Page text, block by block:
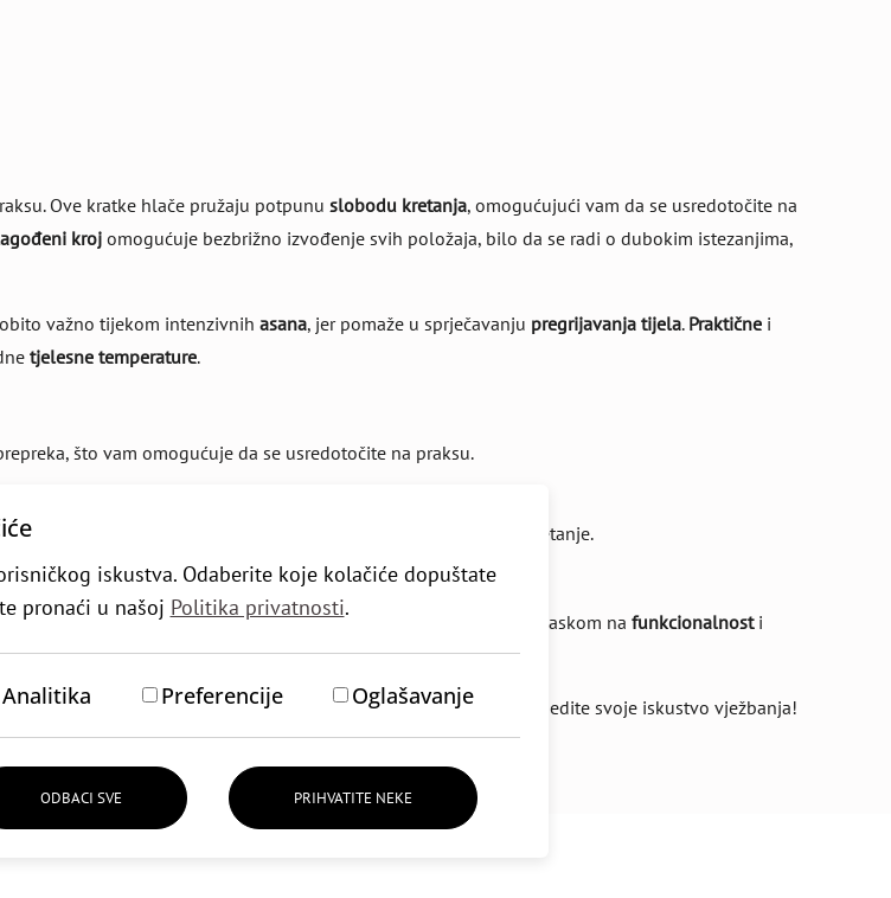
iskustva. Odaberite koje kolačiće dopuštate
pronaći u našoj Politika privatnosti.
Analitika Preferencije Oglašavanje
ODBACI SVE PRIHVATITE NEKE
Ove kratke hlače pružaju potpunu slobodu kretanja, omogućujući vam da se usredotočite na
kroj omogućuje bezbrižno izvođenje svih položaja, bilo da se radi o dubokim istezanjima,
važno tijekom intenzivnih asana, jer pomaže u sprječavanju pregrijavanja tijela. Praktične i
tjelesne temperature.
što vam omogućuje da se usredotočite na praksu.
, jer su prvobitno dizajnirane kako bi omogućile
i lako kretanje.
prakse, čime poboljšavaju proces učenja.
nesmetanu praksu i potpunu koncentraciju. Dizajnirane su s naglaskom na funkcionalnosti
. Povežite svoju praksu s poviješću itradicijom jogete unaprijedite svoje iskustvo vježbanja!